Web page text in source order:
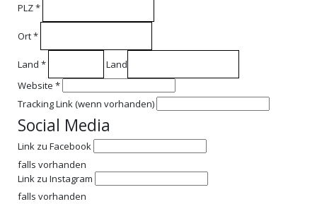
PLZ*
Ort*
Land *
Land
Website *
Tracking Link (wenn vorhanden)
Social Media
Link zu Facebook
falls vorhanden
Link zu Instagram
falls vorhanden